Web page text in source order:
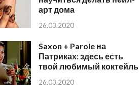
арт дома
26.03.2020
Saxon + Parole на
Патриках: здесь есть
твой любимый коктейль
26.03.2020